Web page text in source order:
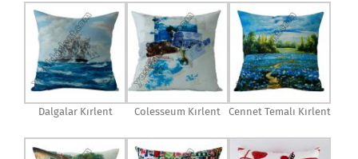
Dalgalar Kırlent Colesseum Kırlent Cennet Temalı Kırlent